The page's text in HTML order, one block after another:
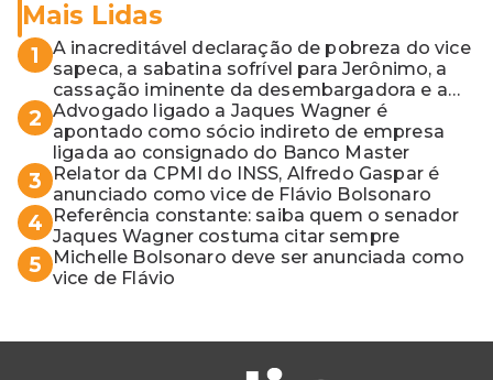
Mais Lidas
1
A inacreditável declaração de pobreza do vice
sapeca, a sabatina sofrível para Jerônimo, a
cassação iminente da desembargadora e a
vaga do Quinto para o MP baiano
2 Advogado ligado a Jaques Wagner é
apontado como sócio indireto de empresa
ligada ao consignado do Banco Master
3
Relator da CPMI do INSS, Alfredo Gaspar é
anunciado como vice de Flávio Bolsonaro
4
Referência constante: saiba quem o senador
Jaques Wagner costuma citar sempre
5
Michelle Bolsonaro deve ser anunciada como
vice de Flávio